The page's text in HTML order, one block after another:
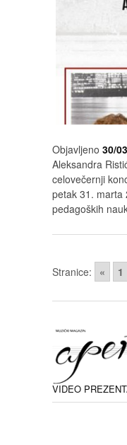
Objavljeno 30/
Aleksandra
celovečernji
petak 31. marta
pedagoških
Stranice: « 1
VIDEO